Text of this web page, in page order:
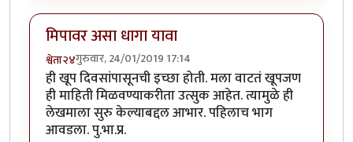
मिपावर असा धागा यावा
श्वेता२४गुरुवार, 24/01/2019 17:14
ही खूप दिवसांपासूनची इच्छा होती. मला वाटतं खूपजण
ही माहिती मिळवण्याकरीता उत्सुक आहेत. त्यामुळे ही
लेखमाला सुरु केल्याबद्दल आभार. पहिलाच भाग
आवडला. पु.भा.प्र.